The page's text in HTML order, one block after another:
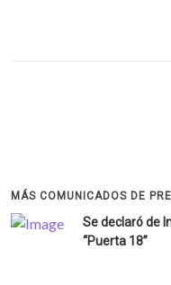
MÁS COMUNICADOS DE
Se declaró de
“Puerta 18”